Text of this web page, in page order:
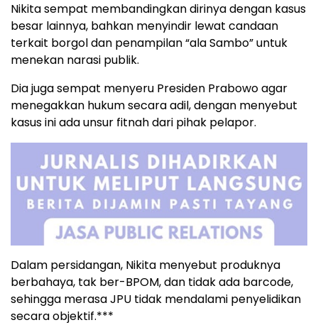
Nikita sempat membandingkan dirinya dengan kasus
besar lainnya, bahkan menyindir lewat candaan
terkait borgol dan penampilan “ala Sambo” untuk
menekan narasi publik.
Dia juga sempat menyeru Presiden Prabowo agar
menegakkan hukum secara adil, dengan menyebut
kasus ini ada unsur fitnah dari pihak pelapor.
Dalam persidangan, Nikita menyebut produknya
berbahaya, tak ber-BPOM, dan tidak ada barcode,
sehingga merasa JPU tidak mendalami penyelidikan
secara objektif.***